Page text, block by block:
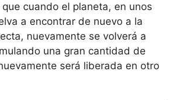
cuando el planeta, en unos
a encontrar de nuevo a la
nuevamente se volverá a
una gran cantidad de
será liberada en otro